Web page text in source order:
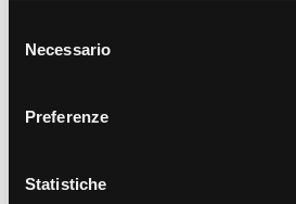
prosegui” o decidere di accettare
sul pulsante “Accetta tutti i
unicamente i cookie necessari alla
funzionamento, puoi prendere
delNecessario
Preferenze
Statistiche
404